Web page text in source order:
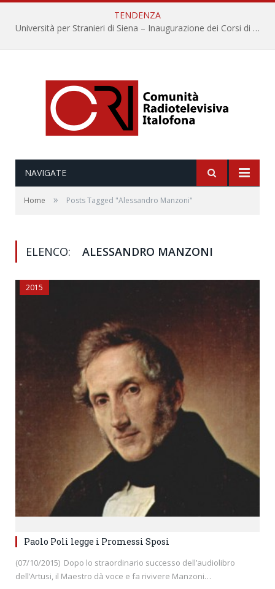
TENDENZA
Università per Stranieri di Siena – Inaugurazione dei Corsi di Lingua e Cultura Italiana, 109a annata
NAVIGATE
Home » Posts Tagged "Alessandro Manzoni"
ELENCO: ALESSANDRO MANZONI
2015
Paolo Poli legge i Promessi Sposi
(07/10/2015) Dopo lo straordinario successo dell’audiolibro
dell’Artusi, il Maestro dà voce e fa rivivere Manzoni…